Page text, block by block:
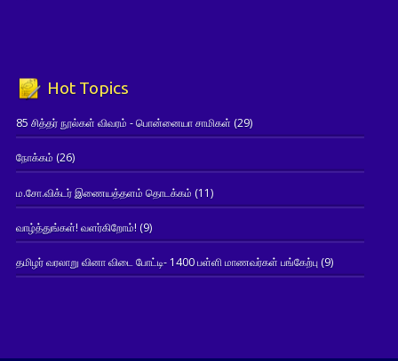
Hot Topics
85 சித்தர் நூல்கள் விவரம் - பொன்னையா சாமிகள் (29)
நோக்கம் (26)
ம.சோ.விக்டர் இணையத்தளம் தொடக்கம் (11)
வாழ்த்துங்கள்! வளர்கிறோம்! (9)
தமிழர் வரலாறு வினா விடை போட்டி- 1400 பள்ளி மாணவர்கள் பங்கேற்பு(9)